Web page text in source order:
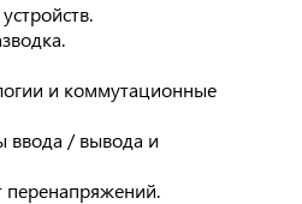
и коммутационные
ввода / вывода и
перенапряжений.